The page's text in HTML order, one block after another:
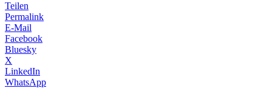
Teilen
Permalink
E-Mail
Facebook
Bluesky
X
LinkedIn
WhatsApp